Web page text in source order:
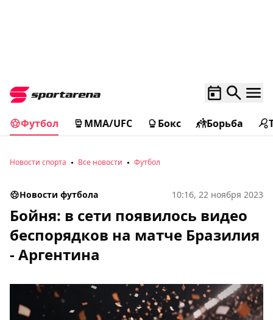
Футбол MMA/UFC Бокс Борьба
Новости спорта Все новости Футбол
Новости футбола 10:16, 22 ноября 2023
Бойня: в сети появилось видео
беспорядков на матче Бразилия
- Аргентина